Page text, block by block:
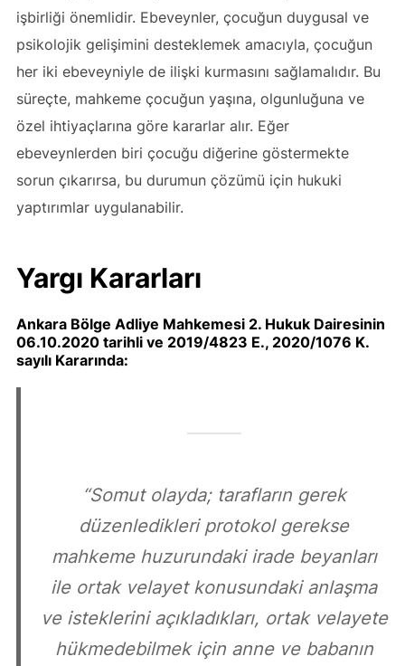
işbirliği önemlidir. Ebeveynler, çocuğun duygusal ve
psikolojik gelişimini desteklemek amacıyla, çocuğun
her iki ebeveyniyle de ilişki kurmasını sağlamalıdır. Bu
süreçte, mahkeme çocuğun yaşına, olgunluğuna ve
özel ihtiyaçlarına göre kararlar alır. Eğer
ebeveynlerden biri çocuğu diğerine göstermekte
sorun çıkarırsa, bu durumun çözümü için hukuki
yaptırımlar uygulanabilir.
Yargı Kararları
Ankara Bölge Adliye Mahkemesi 2. Hukuk Dairesinin
06.10.2020 tarihli ve 2019/4823 E., 2020/1076 K.
sayılı Kararında:
“Somut olayda; tarafların gerek
düzenledikleri protokol gerekse
mahkeme huzurundaki irade beyanları
ile ortak velayet konusundaki anlaşma
ve isteklerini açıkladıkları, ortak velayete
hükmedebilmek için anne ve babanın